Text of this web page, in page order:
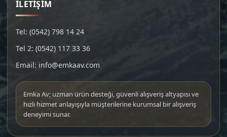
İLETİŞİM
Tel: (0542) 798 14 24
Tel 2: (0542) 117 33 36
Email: info@emkaav.com
Emka Av; uzman ürün desteği, güvenli alışveriş altyapısı ve
hızlı hizmet anlayışıyla müşterilerine kurumsal bir alışveriş
deneyimi sunar.